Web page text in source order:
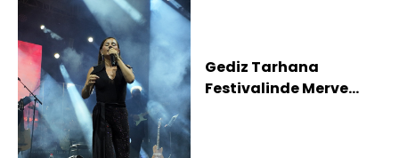
Gediz Tarhana
Festivalinde Merve